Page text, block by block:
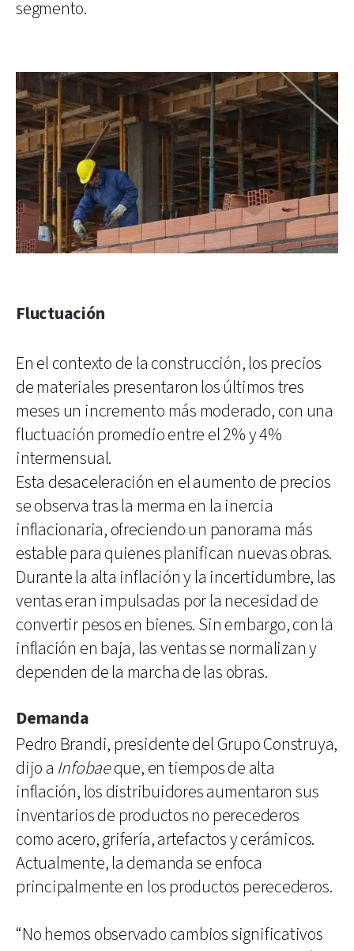
segmento.
Fluctuación
En el contexto de la construcción, los precios
de materiales presentaron los últimos tres
meses un incremento más moderado, con una
fluctuación promedio entre el 2% y 4%
intermensual.
Esta desaceleración en el aumento de precios
se observa tras la merma en la inercia
inflacionaria, ofreciendo un panorama más
estable para quienes planifican nuevas obras.
Durante la alta inflación y la incertidumbre, las
ventas eran impulsadas por la necesidad de
convertir pesos en bienes. Sin embargo, con la
inflación en baja, las ventas se normalizan y
dependen de la marcha de las obras.
Demanda
Pedro Brandi, presidente del Grupo Construya,
dijo a Infobaeque, en tiempos de alta
inflación, los distribuidores aumentaron sus
inventarios de productos no perecederos
como acero, grifería, artefactos y cerámicos.
Actualmente, la demanda se enfoca
principalmente en los productos perecederos.
“No hemos observado cambios significativos